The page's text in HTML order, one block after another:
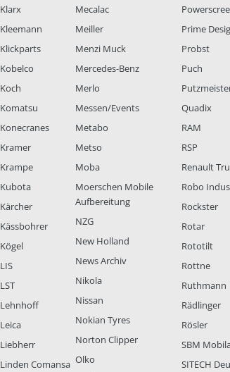
Klarx
Kleemann
Klickparts
Kobelco
Koch
Komatsu
Konecranes
Kramer
Krampe
Kubota
Kärcher
Kässbohrer
Kögel
LIS
LST
Lehnhoff
Leica
Liebherr
Linden Comansa
Mecalac
Meiller
Menzi Muck
Mercedes-Benz
Merlo
Messen/Events
Metabo
Metso
Moba
Moerschen Mobile
Aufbereitung
NZG
New Holland
News Archiv
Nikola
Nissan
Nokian Tyres
Norton Clipper
Olko
Prime
Probst
Puch
Quadix
RAM
RSP
Renault
Robo
Rockster
Rotar
Rototilt
Rottne
Ruthmann
Rädlinger
Rösler
SBM
SITECH